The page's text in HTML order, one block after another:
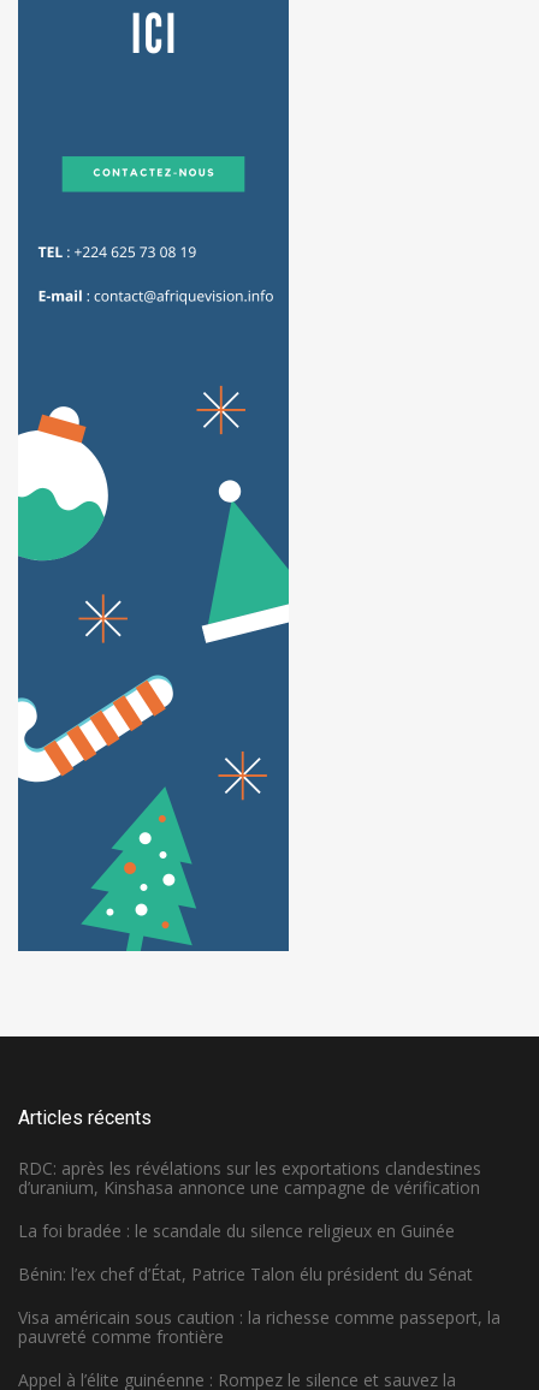
Articles récents
RDC: après les révélations sur les exportations clandestines
d’uranium, Kinshasa annonce une campagne de vérification
La foi bradée : le scandale du silence religieux en Guinée
Bénin: l’ex chef d’État, Patrice Talon élu président du Sénat
Visa américain sous caution : la richesse comme passeport, la
pauvreté comme frontière
Appel à l’élite guinéenne : Rompez le silence et sauvez la